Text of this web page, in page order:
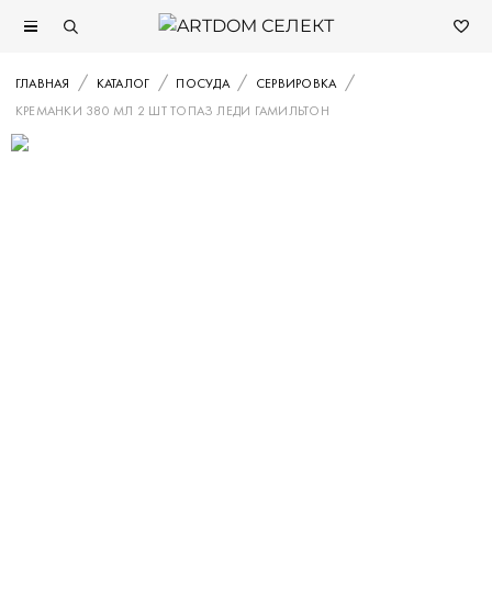
ГЛАВНАЯ КАТАЛОГ ПОСУДА
СЕРВИРОВКА
КРЕМАНКИ 380 МЛ 2 ШТ ТОПАЗ ЛЕДИ ГАМИЛЬТОН